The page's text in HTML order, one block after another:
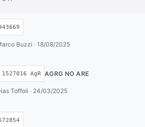
Buzzi · 18/08/2025
1527016 AgR AGRG NO ARE
Toffoli · 24/03/2025